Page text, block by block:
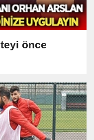
önce